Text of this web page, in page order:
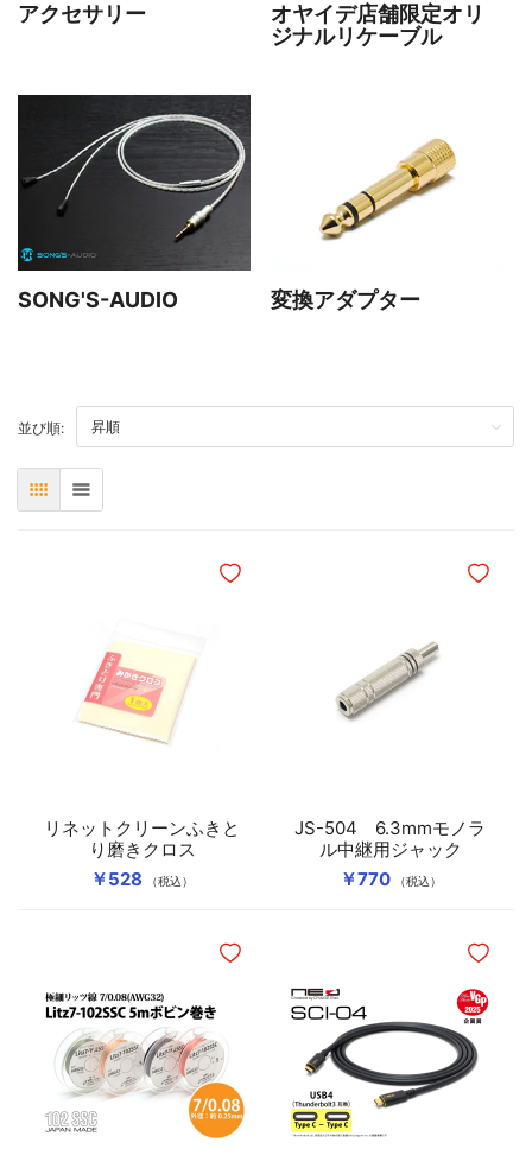
アクセサリー
オヤイデ店舗限定オリ
ジナルリケーブル
SONG'S-AUDIO 変換アダプター
並び順:TOP
表 リスト
￥528 （税込）
リネットクリーンふきと
り磨きクロス
ほしいものリストに追加
￥770 （税込）
JS-504 6.3mmモノラ
ル中継用ジャック
ほしい
ほしいものリストに追加 ほしい